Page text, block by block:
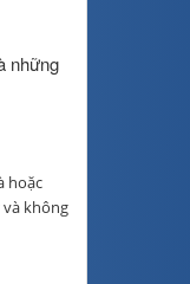
những
hoặc
và không